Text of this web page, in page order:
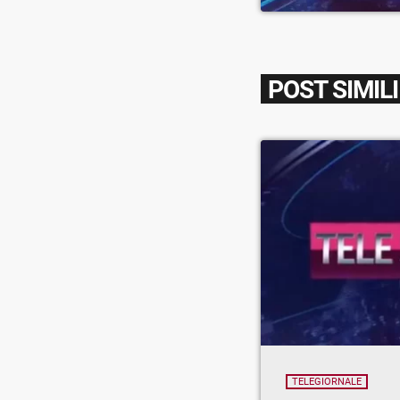
POST SIMILI
TELEGIORNALE